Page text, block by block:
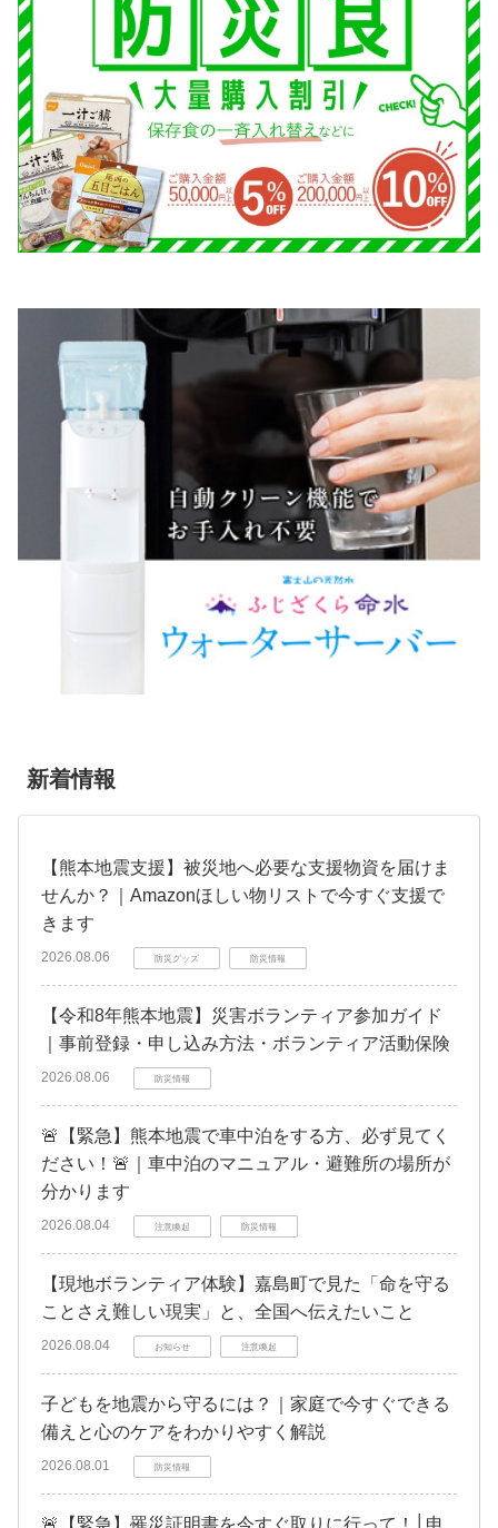
新着情報
【熊本地震支援】被災地へ必要な支援物資を届けま
せんか？｜Amazonほしい物リストで今すぐ支援で
きます
2026.08.06 防災グッズ 防災情報
【令和8年熊本地震】災害ボランティア参加ガイド
｜事前登録・申し込み方法・ボランティア活動保険
2026.08.06 防災情報
🚨【緊急】熊本地震で車中泊をする方、必ず見てく
ださい！🚨｜車中泊のマニュアル・避難所の場所が
分かります
2026.08.04 注意喚起 防災情報
【現地ボランティア体験】嘉島町で見た「命を守る
ことさえ難しい現実」と、全国へ伝えたいこと
2026.08.04 お知らせ 注意喚起
子どもを地震から守るには？｜家庭で今すぐできる
備えと心のケアをわかりやすく解説
2026.08.01 防災情報